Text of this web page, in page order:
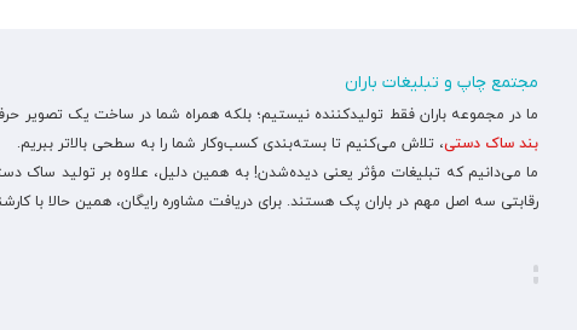
مجتمع چاپ و تبلیغات باران
ما در مجموعه باران فقط تولیدکننده نیستیم؛ بلکه همراه شما در ساخت یک تصویر
بند ساک دستی، تلاش می‌کنیم تا بسته‌بندی کسب‌وکار شما را به سطحی بالاتر ببریم.
ما می‌دانیم که تبلیغات مؤثر یعنی دیده‌شدن! به همین دلیل، علاوه بر تولید ساک
رقابتی سه اصل مهم در باران پک هستند. برای دریافت مشاوره رایگان، همین حالا با